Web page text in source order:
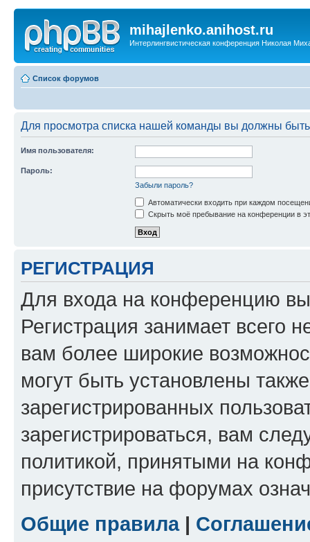
mihajlenko.anihost.ru
Интерлингвистическая конференция Николая
Список форумов
Для просмотра списка нашей команды вы должны
Имя пользователя:
Пароль:
Забыли пароль?
Автоматически входить при каждом
Скрыть моё пребывание на конференции в
РЕГИСТРАЦИЯ
Для входа на конференцию
Регистрация занимает всего
вам более широкие
могут быть установлены
зарегистрированных
зарегистрироваться, вам
политикой, принятыми на
присутствие на форумах
Общие правила|